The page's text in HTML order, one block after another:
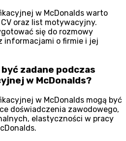
w McDonalds warto
oraz list motywacyjny.
się do rozmowy
informacjami o firmie i jej
zadane podczas
w McDonalds?
w McDonalds mogą być
doświadczenia zawodowego,
elastyczności w pracy